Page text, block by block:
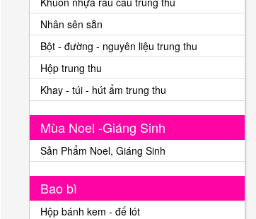
Nhân sên sẵn
Bột - đường - nguyên liệu trung thu
Hộp trung thu
Khay - túi - hút ẩm trung thu
Mùa Noel -Giáng Sinh
Sản Phẩm Noel, Giáng Sinh
Bao bì
Hộp bánh kem - đế lót